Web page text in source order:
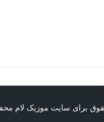
برای سایت موزیک لام